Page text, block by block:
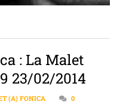
: La Malet
23/02/2014
(A) FONICA 0